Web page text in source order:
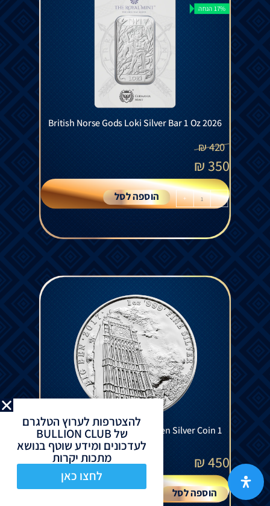
17% הנחה
British Norse Gods Loki Silver Bar 1 Oz 2026
420
₪
350
₪
-
+ הוספה לסל
Landmarks of Britain - Big Ben Silver Coin 1
Oz 2017
450
₪
הוספה לסל
להצטרפות לערוץ הטלגרם
של BULLION CLUB
לעדכונים ומידע שוטף בנושא
מתכות יקרות
לחצו כאן